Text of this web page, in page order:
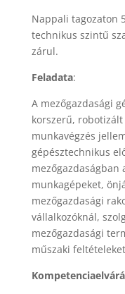
Nappali tagozaton
technikus szintű
zárul.
Feladata:
A mezőgazdasági
korszerű,
munkavégzés
gépésztechnikus
mezőgazdaságban
munkagépeket,
mezőgazdasági
vállalkozóknál,
mezőgazdasági
műszaki